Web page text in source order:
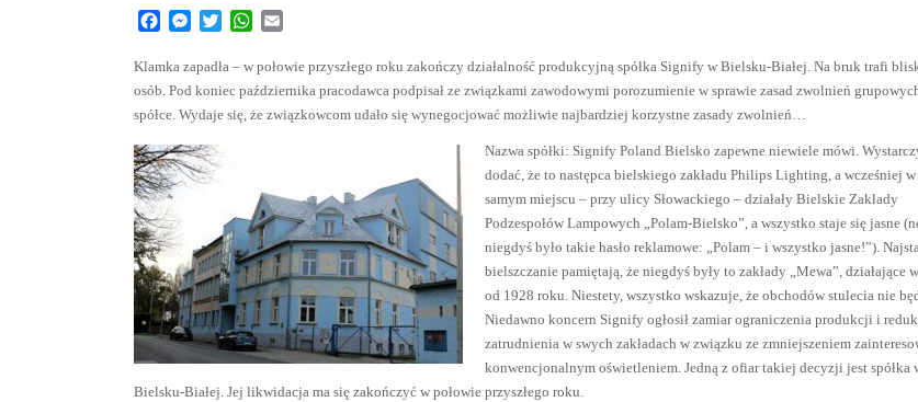
FacebookMessenger
TwitterWhatsApp
Klamka zapadła – w połowie przyszłego roku zakończy działalność produkcyjną spółka Signify w Bielsku-Białej. Na bruk trafi
osób. Pod koniec października pracodawca podpisał ze związkami zawodowymi porozumienie w sprawie zasad zwolnień
spółce. Wydaje się, że związkowcom udało się wynegocjować możliwie najbardziej korzystne zasady zwolnień…
Nazwa spółki: Signify Poland Bielsko zapewne niewiele mówi.
dodać, że to następca bielskiego zakładu Philips Lighting, a wcześniej
samym miejscu – przy ulicy Słowackiego – działały Bielskie Zakłady
Podzespołów Lampowych „Polam-Bielsko”, a wszystko staje się jasne
niegdyś było takie hasło reklamowe: „Polam – i wszystko jasne!”).
bielszczanie pamiętają, że niegdyś były to zakłady „Mewa”, działające
od 1928 roku. Niestety, wszystko wskazuje, że obchodów stulecia nie
Niedawno koncern Signify ogłosił zamiar ograniczenia produkcji i
zatrudnienia w swych zakładach w związku ze zmniejszeniem
konwencjonalnym oświetleniem. Jedną z ofiar takiej decyzji jest spółka
Bielsku-Białej. Jej likwidacja ma się zakończyć w połowie przyszłego roku.